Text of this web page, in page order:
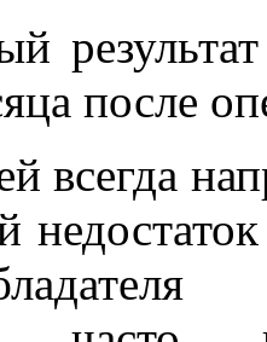
после
всегда